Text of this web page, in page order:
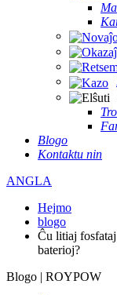
Blogo
Kontaktu nin
ANGLA
Hejmo
blogo
Ĉu litiaj
baterioj?
Blogo | ROYPOW